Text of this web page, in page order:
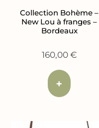
Collection Bohème –
New Lou à franges –
Bordeaux
160,00€